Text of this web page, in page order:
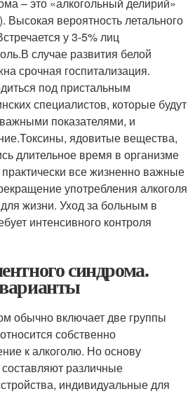
Высокая вероятность летального
у 3-5% лиц
случае развития белой
срочная госпитализация.
под пристальным
специалистов, которые будут
показателями, и
ядовитые вещества,
длительное время в организме
все жизненно важные
употребления алкоголя
жизни. Уход за больным в
интенсивного контроля
синдрома.
обычно включает две группы
собственно
к алкоголю. Но основу
различные
индивидуальные для